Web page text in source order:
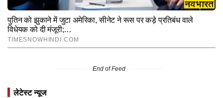
End of Feed
लेटेस्ट न्यूज